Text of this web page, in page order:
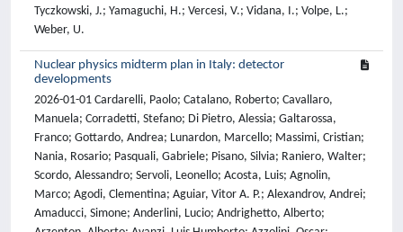
Tyczkowski, J.; Yamaguchi, H.; Vercesi, V.; Vidana, I.; Volpe, L.;
Weber, U.
Nuclear physics midterm plan in Italy: detector
developments
2026-01-01 Cardarelli, Paolo; Catalano, Roberto; Cavallaro,
Manuela; Corradetti, Stefano; Di Pietro, Alessia; Galtarossa,
Franco; Gottardo, Andrea; Lunardon, Marcello; Massimi, Cristian;
Nania, Rosario; Pasquali, Gabriele; Pisano, Silvia; Raniero, Walter;
Scordo, Alessandro; Servoli, Leonello; Acosta, Luis; Agnolin,
Marco; Agodi, Clementina; Aguiar, Vitor A. P.; Alexandrov, Andrei;
Amaducci, Simone; Anderlini, Lucio; Andrighetto, Alberto;